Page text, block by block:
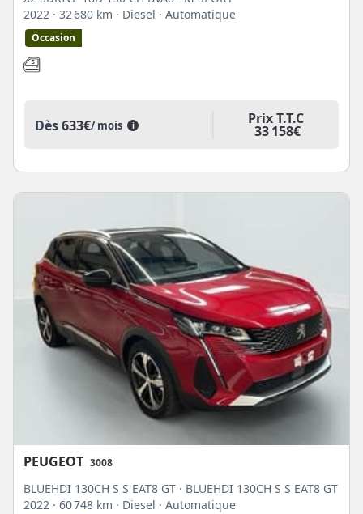
2022 · 32 680 km · Diesel · Automatique
Occasion
Dès633€/ mois i Prix T.T.C
33 158€
PEUGEOT 3008
BLUEHDI 130CH S S EAT8 GT · BLUEHDI 130CH S S EAT8 GT
2022 · 60 748 km · Diesel · Automatique